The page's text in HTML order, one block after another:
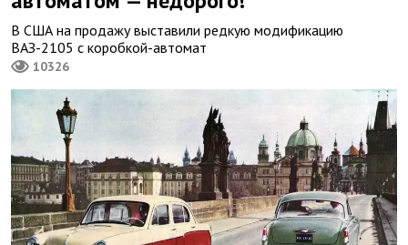
В США на продажу выставили редкую модификацию
ВАЗ-2105 с коробкой-автомат
10326